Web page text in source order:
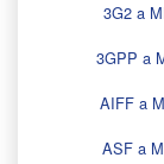
3G2 a
3GPP a
AIFF a
ASF a